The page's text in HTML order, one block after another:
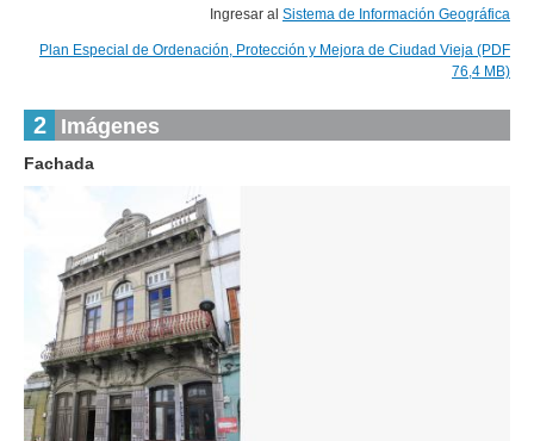
Ingresar al Sistema de Información Geográfica
Plan Especial de Ordenación, Protección y Mejora de Ciudad Vieja (PDF
76,4 MB)
2 Imágenes
Fachada